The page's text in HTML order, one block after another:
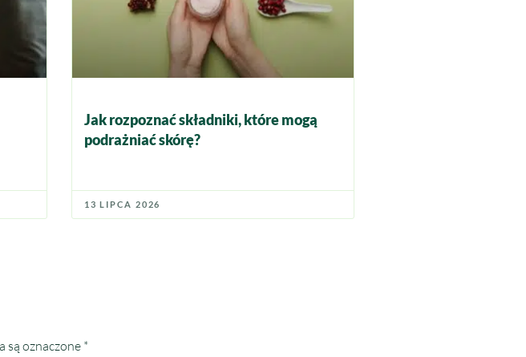
Jak rozpoznać składniki, które mogą
podrażniać skórę?
13 LIPCA 2026
są oznaczone *